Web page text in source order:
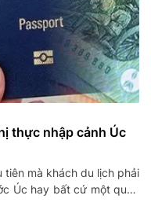
thực nhập cảnh Úc
mà khách du lịch phải
Úc hay bất cứ một quốc